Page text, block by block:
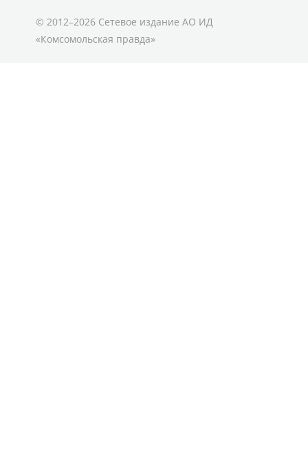
© 2012–2026 Сетевое издание АО ИД
«Комсомольская правда»